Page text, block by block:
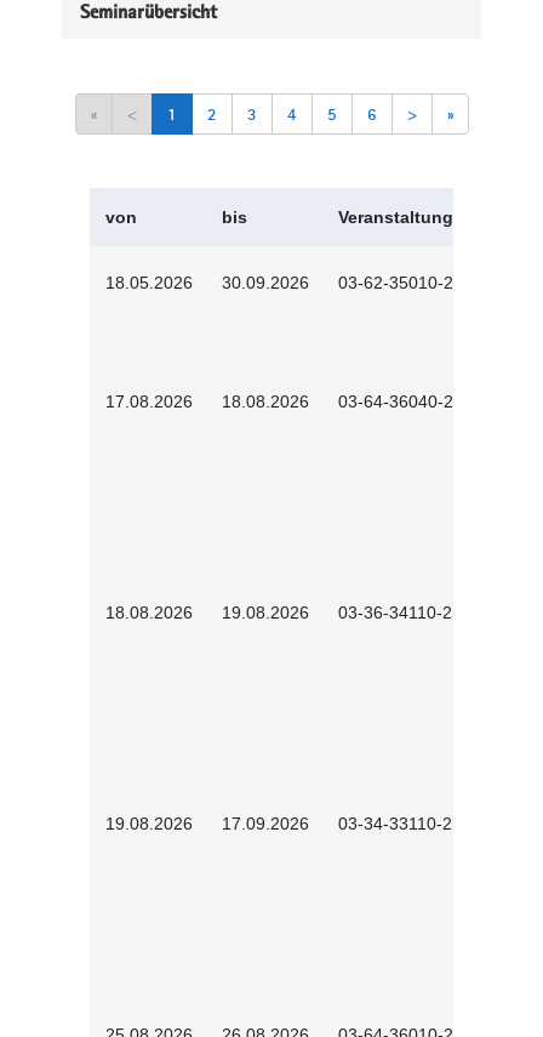
Seminarübersicht
« < 1 2 3 4 5 6 > »
von bis Veranstaltungskürzel
18.05.2026 30.09.2026 03-62-35010-2502
17.08.2026 18.08.2026 03-64-36040-2601
18.08.2026 19.08.2026 03-36-34110-2601
19.08.2026 17.09.2026 03-34-33110-2605